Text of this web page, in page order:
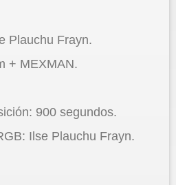
Plauchu Frayn.
+ MEXMAN.
900 segundos.
Ilse Plauchu Frayn.